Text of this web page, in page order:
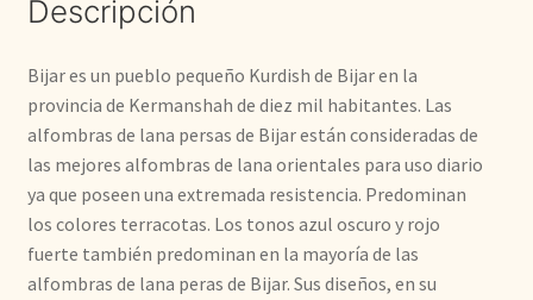
Descripción
Bijar es un pueblo pequeño Kurdish de Bijar en la
provincia de Kermanshah de diez mil habitantes. Las
alfombras de lana persas de Bijar están consideradas de
las mejores alfombras de lana orientales para uso diario
ya que poseen una extremada resistencia. Predominan
los colores terracotas. Los tonos azul oscuro y rojo
fuerte también predominan en la mayoría de las
alfombras de lana peras de Bijar. Sus diseños, en su